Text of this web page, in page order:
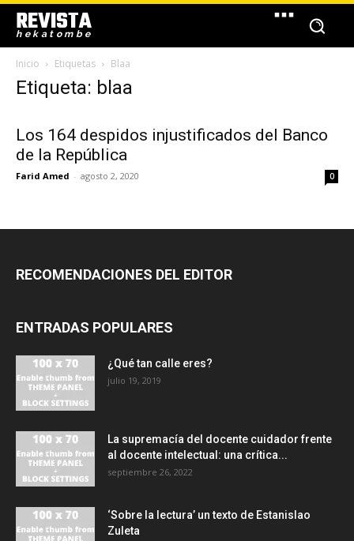
REVISTA
hekatombe
Inicio Etiquetas Blaa
Etiqueta: blaa
Los 164 despidos injustificados del Banco
de la República
Farid Amed - agosto 2, 2020 0
RECOMENDACIONES DEL EDITOR
ENTRADAS POPULARES
¿Qué tan calle eres?
julio 19, 2019
La supremacía del docente cuidador frente
al docente intelectual: una crítica...
septiembre 26, 2022
‘Sobre la lectura’ un texto de Estanislao
Zuleta